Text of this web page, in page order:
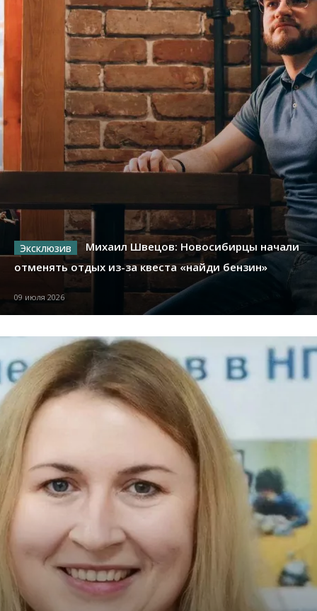
Михаил Швецов: Новосибирцы начали
отменять отдых из-за квеста «найди бензин»
09 июля 2026